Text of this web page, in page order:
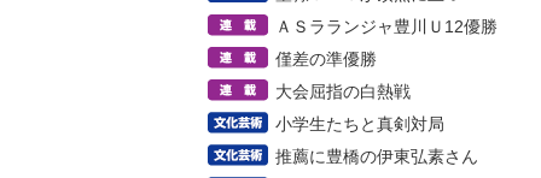
ＡＳラランジャ豊川Ｕ12優勝
僅差の準優勝
大会屈指の白熱戦
小学生たちと真剣対局
推薦に豊橋の伊東弘素さん